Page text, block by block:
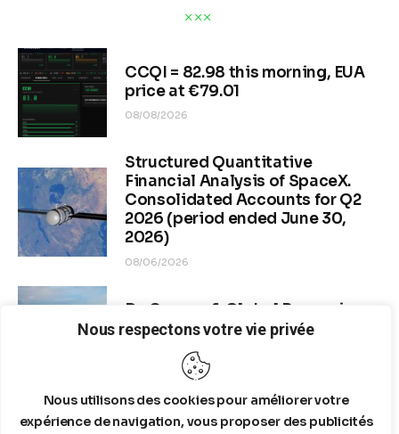
Nous respectons votre vie privée
Nous utilisons des cookies pour améliorer votre
expérience de navigation, vous proposer des publicités
CCQI = 82.98 this morning, EUA
price at €79.01
08/08/2026
Structured Quantitative
Financial Analysis of SpaceX.
Consolidated Accounts for Q2
2026 (period ended June 30,
2026)
08/06/2026
Dr. Copper & Global Recession
Risk
08/04/2026